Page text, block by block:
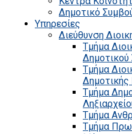
Δημοτικό
Υπηρεσίες
Διεύθυνση
Τμήμα
Δημοτικού
Τμήμα
Δημοτικής
Τμήμα
Τμήμα
Τμήμα